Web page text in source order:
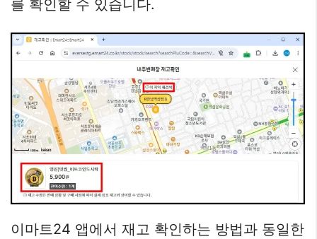
를 확인할 수 있습니다.
이마트24 앱에서 재고 확인하는 방법과 동일한